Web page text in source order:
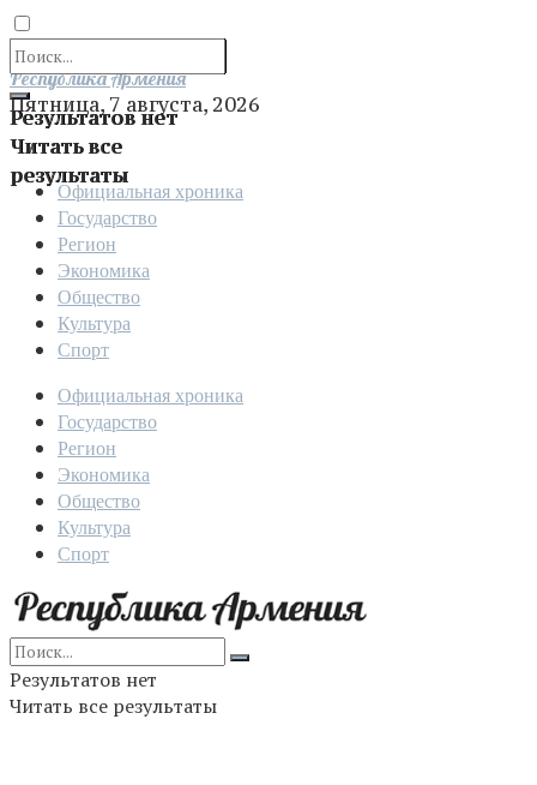
Результатов нет
Читать все
результаты
Отправить
Республика Армения
Пятница, 7 августа, 2026
Официальная хроника
Государство
Регион
Экономика
Общество
Культура
Спорт
Официальная хроника
Государство
Регион
Экономика
Общество
Культура
Спорт
Результатов нет
Читать все результаты